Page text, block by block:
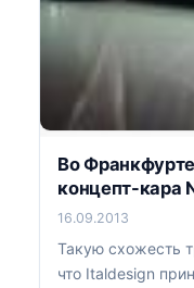
Во
концепт-кара
16.09.2013
Такую схожесть
что Italdesign